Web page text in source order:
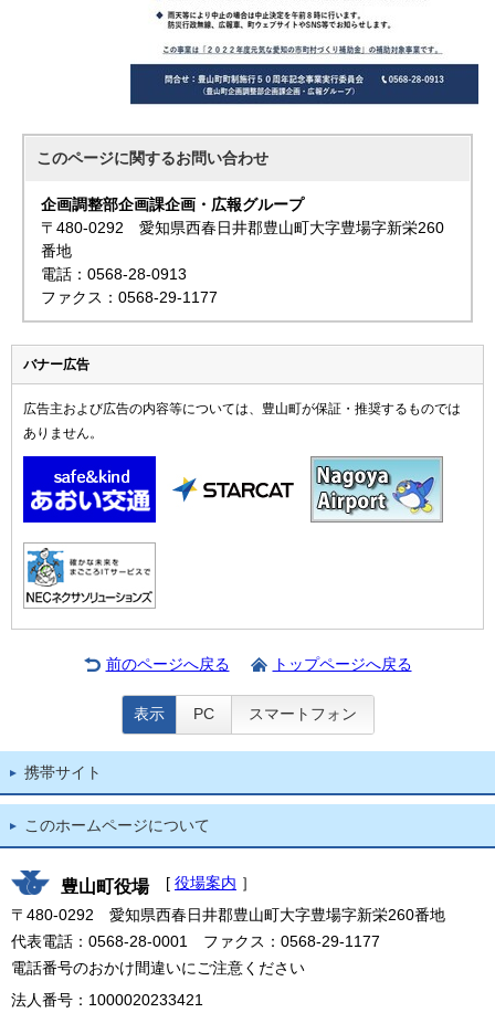
このページに関するお問い合わせ
企画調整部企画課企画・広報グループ
〒480-0292 愛知県西春日井郡豊山町大字豊場字新栄260
番地
電話：0568-28-0913
ファクス：0568-29-1177
バナー広告
広告主および広告の内容等については、豊山町が保証・推奨するものでは
ありません。
前のページへ戻る トップページへ戻る
表示 PC スマートフォン
携帯サイト
このホームページについて
豊山町役場 [ 役場案内 ］
〒480-0292 愛知県西春日井郡豊山町大字豊場字新栄260番地
代表電話：0568-28-0001 ファクス：0568-29-1177
電話番号のおかけ間違いにご注意ください
法人番号：1000020233421